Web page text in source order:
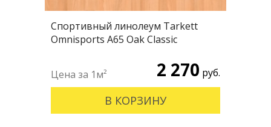
Спортивный линолеум Tarkett
Omnisports А65 Oak Classic
2 270 руб.
В КОРЗИНУ